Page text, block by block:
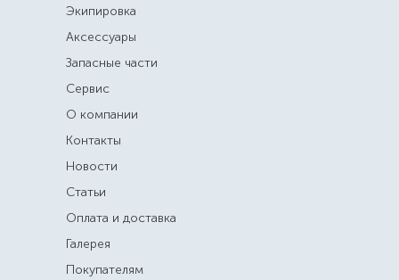
Экипировка
Аксессуары
Запасные части
Сервис
О компании
Контакты
Новости
Статьи
Оплата и доставка
Галерея
Покупателям